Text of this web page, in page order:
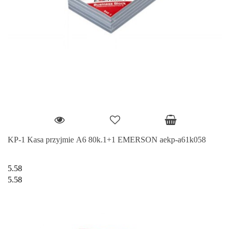
KP-1 Kasa przyjmie A6 80k.1+1 EMERSON aekp-a61k058
5.58
5.58